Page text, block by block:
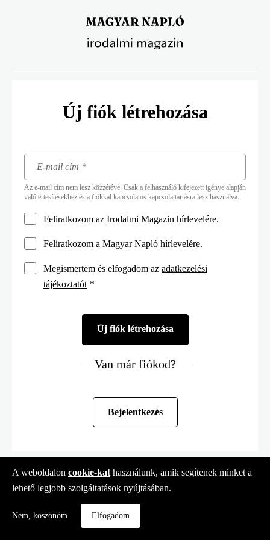
Új fiók létrehozása
Az e-mail cím nem lesz közzétéve. Csak a felhasználó kifejezett igénye alapján
való értesítésekhez és a fiókkal kapcsolatos kapcsolattartásra lesz használva.
Feliratkozom az Irodalmi Magazin hírlevelére.
Feliratkozom a Magyar Napló hírlevelére.
Megismertem és elfogadom az adatkezelési
tájékoztatót*
Van már fiókod?
Bejelentkezés
A weboldalon cookie-kat használunk, amik segítenek minket a
lehető legjobb szolgáltatások nyújtásában.
Nem, köszönöm Elfogadom